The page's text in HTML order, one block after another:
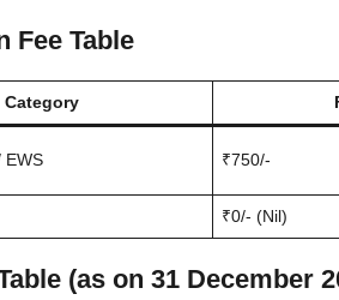
Fee Table
Category
EWS ₹750/-
₹0/- (Nil)
(as on 31 December